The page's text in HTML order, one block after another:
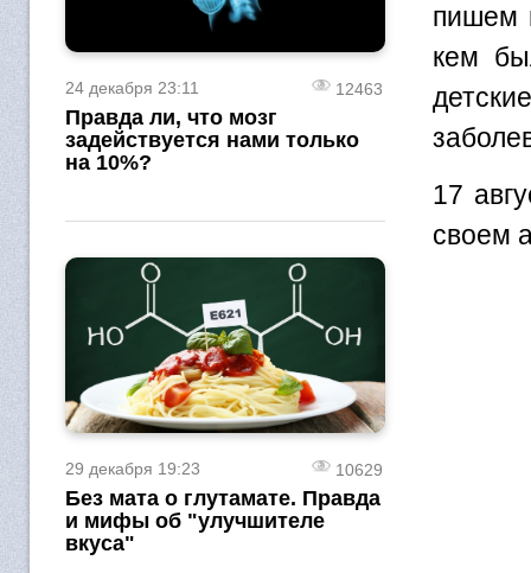
24 декабря 23:11 12463
Правда ли, что мозг
задействуется нами только
на 10%?
29 декабря 19:23 10629
Без мата о глутамате. Правда
и мифы об "улучшителе
вкуса"
пишем
кем
17
своем